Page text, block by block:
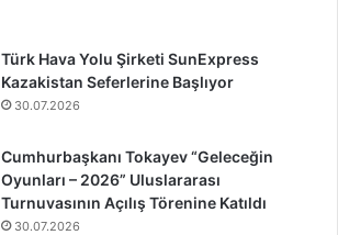
Türk Hava Yolu Şirketi SunExpress
Kazakistan Seferlerine Başlıyor
30.07.2026
Cumhurbaşkanı Tokayev “Geleceğin
Oyunları – 2026” Uluslararası
Turnuvasının Açılış Törenine Katıldı
30.07.2026